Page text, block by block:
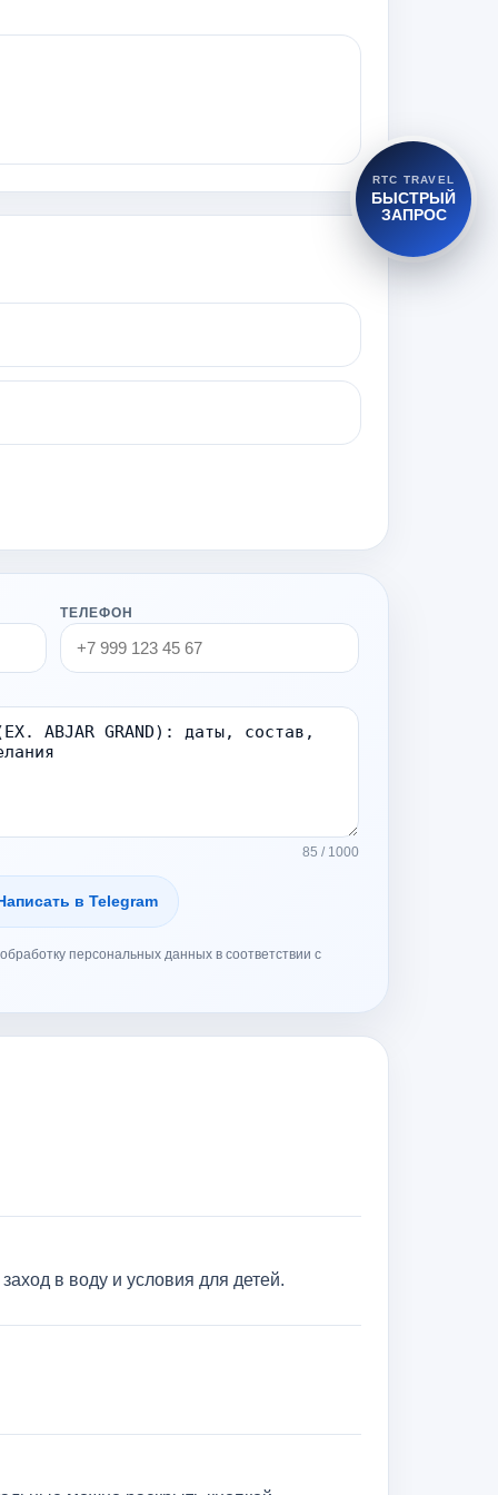
ТЕЛЕФОН
85 / 1000
в Telegram
персональных данных в соответствии с
в воду и условия для детей.
RTC TRAVEL
БЫСТРЫЙ
ЗАПРОС